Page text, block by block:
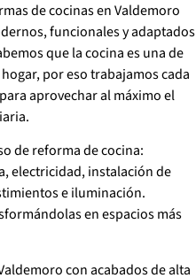
de cocinas en Valdemoro
funcionales y adaptados
que la cocina es una de
por eso trabajamos cada
aprovechar al máximo el
de reforma de cocina:
electricidad, instalación de
e iluminación.
en espacios más
con acabados de alta